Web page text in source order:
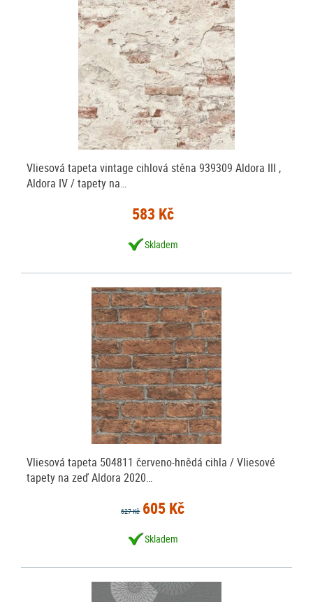
Vliesová tapeta vintage cihlová stěna 939309 Aldora III ,
Aldora IV / tapety na…
583 Kč
Skladem
Vliesová tapeta 504811 červeno-hnědá cihla / Vliesové
tapety na zeď Aldora 2020…
627 Kč 605 Kč
Skladem